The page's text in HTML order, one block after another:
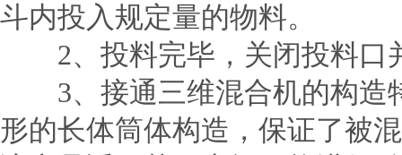
斗内投入规定量的物料。
2、投料完毕，关闭投料口
3、接通三维混合机的构造
形的长体筒体构造，保证了被